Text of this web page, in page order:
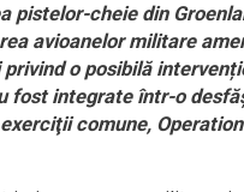
pistelor-cheie din
avioanelor militare
o posibilă
fost integrate într-o
comune,